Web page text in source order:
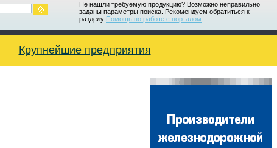
Не нашли требуемую продукцию? Возможно неправильно
заданы параметры поиска. Рекомендуем обратиться к
разделу Помощь по работе с порталом
Крупнейшие предприятия